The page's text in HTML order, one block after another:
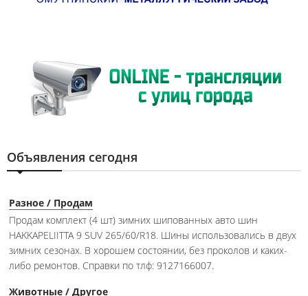
Объявления сегодня
Разное / Продам
Продам комплект (4 шт) зимних шипованных авто шин
HAKKAPELIITTA 9 SUV 265/60/R18. Шины использовались в двух
зимних сезонах. В хорошем состоянии, без проколов и каких-
либо ремонтов. Справки по тлф: 9127166007.
Животные / Другое